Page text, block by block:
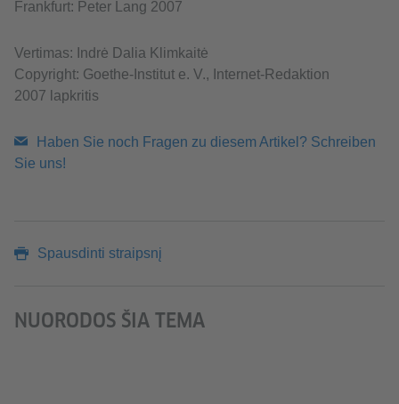
Frankfurt: Peter Lang 2007
Vertimas: Indrė Dalia Klimkaitė
Copyright: Goethe-Institut e. V., Internet-Redaktion
2007 lapkritis
Haben Sie noch Fragen zu diesem Artikel? Schreiben
Sie uns!
Spausdinti straipsnį
NUORODOS ŠIA TEMA